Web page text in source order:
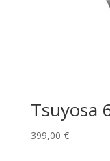
Tsuyosa
399,00 €